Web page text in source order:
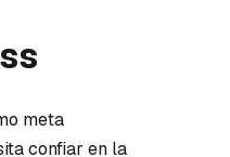
meta
confiar en la